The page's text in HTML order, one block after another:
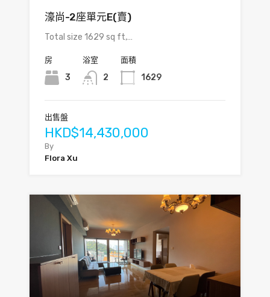
濠尚-2座單元E(賣)
Total size 1629 sq ft,…
房
3
浴室
2
面積
1629
出售盤
HKD$14,430,000
By
Flora Xu